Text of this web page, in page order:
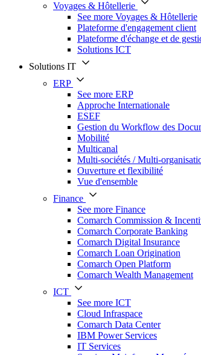
Voyages & Hôtellerie
See more Voyages & Hôtellerie
Plateforme d'engagement client
Plateforme d'échange et de
Solutions ICT
Solutions IT
ERP
See more ERP
Approche Internationale
ESEF
Gestion du Workflow des
Mobilité
Multicanal
Multi-sociétés / Multi-
Ouverture et flexibilité
Vue d'ensemble
Finance
See more Finance
Comarch Commission &
Comarch Corporate Banking
Comarch Digital Insurance
Comarch Loan Origination
Comarch Open Platform
Comarch Wealth Management
ICT
See more ICT
Cloud Infraspace
Comarch Data Center
IBM Power Services
IT Services